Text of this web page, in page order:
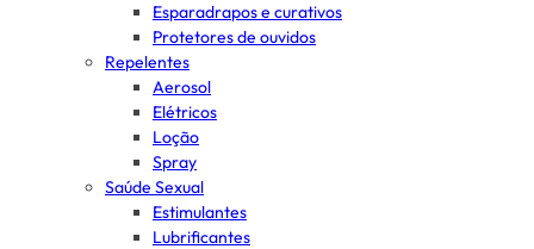
Esparadrapos e curativos
Protetores de ouvidos
Repelentes
Aerosol
Elétricos
Loção
Spray
Saúde Sexual
Estimulantes
Lubrificantes